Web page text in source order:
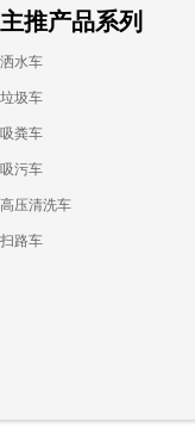
主推产品系列
洒水车
垃圾车
吸粪车
吸污车
高压清洗车
扫路车